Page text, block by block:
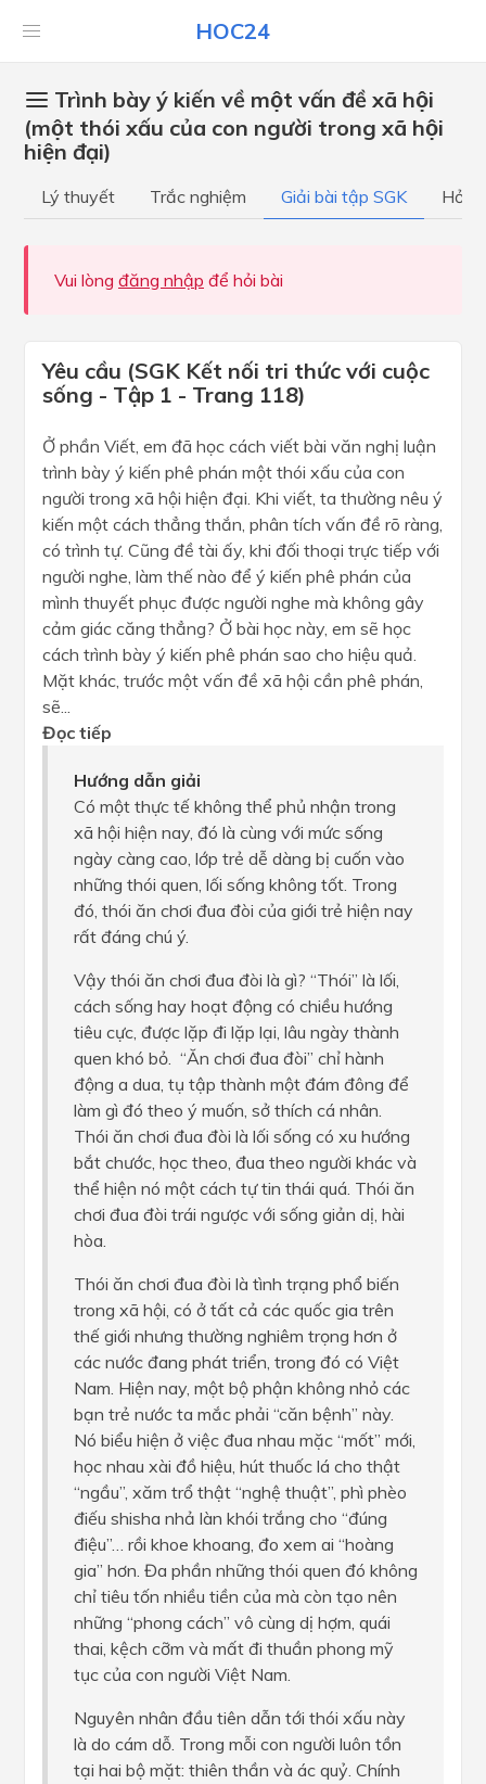
HOC24
Trình bày ý kiến về một vấn đề xã hội
(một thói xấu của con người trong xã hội
hiện đại)
Lý thuyết Trắc nghiệm Giải bài tập SGK Hỏi
Vui lòng đăng nhập để hỏi bài
Yêu cầu (SGK Kết nối tri thức với cuộc
sống - Tập 1 - Trang 118)
Ở phần Viết, em đã học cách viết bài văn nghị luận
trình bày ý kiến phê phán một thói xấu của con
người trong xã hội hiện đại. Khi viết, ta thường nêu ý
kiến một cách thẳng thắn, phân tích vấn đề rõ ràng,
có trình tự. Cũng đề tài ấy, khi đối thoại trực tiếp với
người nghe, làm thế nào để ý kiến phê phán của
mình thuyết phục được người nghe mà không gây
cảm giác căng thẳng? Ở bài học này, em sẽ học
cách trình bày ý kiến phê phán sao cho hiệu quả.
Mặt khác, trước một vấn đề xã hội cần phê phán,
sẽ...
Đọc tiếp
Hướng dẫn giải
Có một thực tế không thể phủ nhận trong
xã hội hiện nay, đó là cùng với mức sống
ngày càng cao, lớp trẻ dễ dàng bị cuốn vào
những thói quen, lối sống không tốt. Trong
đó, thói ăn chơi đua đòi của giới trẻ hiện nay
rất đáng chú ý.
Vậy thói ăn chơi đua đòi là gì? “Thói” là lối,
cách sống hay hoạt động có chiều hướng
tiêu cực, được lặp đi lặp lại, lâu ngày thành
quen khó bỏ. “Ăn chơi đua đòi” chỉ hành
động a dua, tụ tập thành một đám đông để
làm gì đó theo ý muốn, sở thích cá nhân.
Thói ăn chơi đua đòi là lối sống có xu hướng
bắt chước, học theo, đua theo người khác và
thể hiện nó một cách tự tin thái quá. Thói ăn
chơi đua đòi trái ngược với sống giản dị, hài
hòa.
Thói ăn chơi đua đòi là tình trạng phổ biến
trong xã hội, có ở tất cả các quốc gia trên
thế giới nhưng thường nghiêm trọng hơn ở
các nước đang phát triển, trong đó có Việt
Nam. Hiện nay, một bộ phận không nhỏ các
bạn trẻ nước ta mắc phải “căn bệnh” này.
Nó biểu hiện ở việc đua nhau mặc “mốt” mới,
học nhau xài đồ hiệu, hút thuốc lá cho thật
“ngầu”, xăm trổ thật “nghệ thuật”, phì phèo
điếu shisha nhả làn khói trắng cho “đúng
điệu”… rồi khoe khoang, đo xem ai “hoàng
gia” hơn. Đa phần những thói quen đó không
chỉ tiêu tốn nhiều tiền của mà còn tạo nên
những “phong cách” vô cùng dị hợm, quái
thai, kệch cỡm và mất đi thuần phong mỹ
tục của con người Việt Nam.
Nguyên nhân đầu tiên dẫn tới thói xấu này
là do cám dỗ. Trong mỗi con người luôn tồn
tại hai bộ mặt: thiên thần và ác quỷ. Chính